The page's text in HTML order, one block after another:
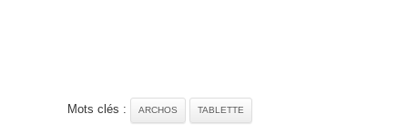
Mots clés : ARCHOS TABLETTE